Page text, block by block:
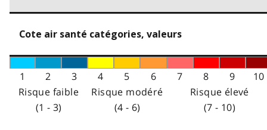
Cote air santé catégories, valeurs
1 2 3 4 5 6 7 8 9
10
Risque faible
(1 - 3)
Risque modéré
(4 - 6)
Risque élevé
(7 - 10)